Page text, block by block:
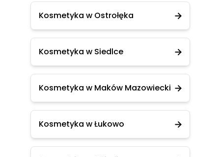
Kosmetyka w Ostrołęka
Kosmetyka w Siedlce
Kosmetyka w Maków Mazowiecki
Kosmetyka w Łukowo